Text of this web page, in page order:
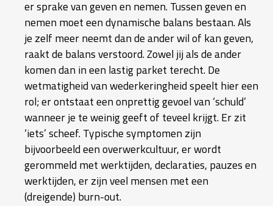
er sprake van geven en nemen. Tussen geven en
nemen moet een dynamische balans bestaan. Als
je zelf meer neemt dan de ander wil of kan geven,
raakt de balans verstoord. Zowel jij als de ander
komen dan in een lastig parket terecht. De
wetmatigheid van wederkeringheid speelt hier een
rol; er ontstaat een onprettig gevoel van ‘schuld’
wanneer je te weinig geeft of teveel krijgt. Er zit
‘iets’ scheef. Typische symptomen zijn
bijvoorbeeld een overwerkcultuur, er wordt
gerommeld met werktijden, declaraties, pauzes en
werktijden, er zijn veel mensen met een
(dreigende) burn-out.